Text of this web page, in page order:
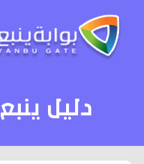
دليل